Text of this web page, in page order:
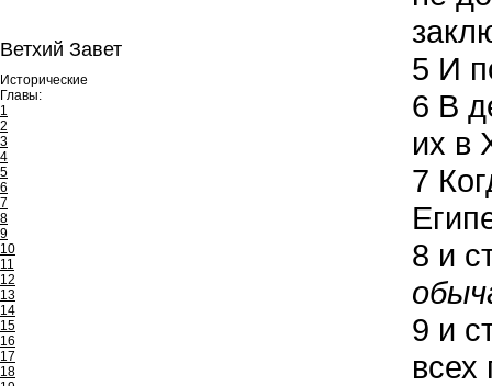
Ветхий Завет
Исторические
Главы:
1
2
3
4
5
6
7
8
9
10
11
12
13
14
15
16
17
18
5 И
6 В
их в
7
8 и
9 и
всех